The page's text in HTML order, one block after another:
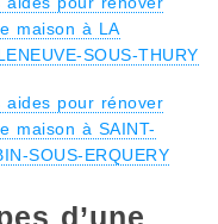
maison à LA
SOUS-THURY
aides pour rénover
maison à SAINT-
SOUS-ERQUERY
d’une